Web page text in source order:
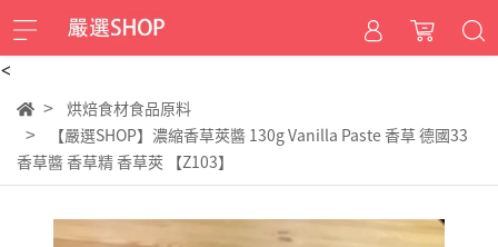
<
烘焙食材食品原料
【嚴選SHOP】濃縮香草莢醬 130g Vanilla Paste 香草 德國33
香草醬 香草精 香草莢 【Z103】